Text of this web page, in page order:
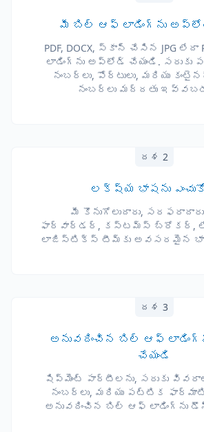
మీ బిల్ ఆఫ్ లాడింగ్‌ను
PDF, DOCX, స్కాన్ చేసిన JPG
లాడింగ్‌ను అప్‌లోడ్ చేయండి. సరుకు
నంబర్లు, పోర్టులు, మరియు
నంబర్లు మద్దతు
దశ 2
లక్ష్య భాషను
మీ కొనుగోలుదారు,
ఫార్వార్డర్, కస్టమ్స్ బ్రోకర్,
లాజిస్టిక్స్ టీమ్‌కు అవసరమైన
దశ 3
అనువదించిన బిల్ ఆఫ్
చేయండి
షిప్మెంట్ పార్టీలను, సరుకు
నంబర్లు, మరియు పట్టిక
అనువదించిన బిల్ ఆఫ్ లాడింగ్‌ను